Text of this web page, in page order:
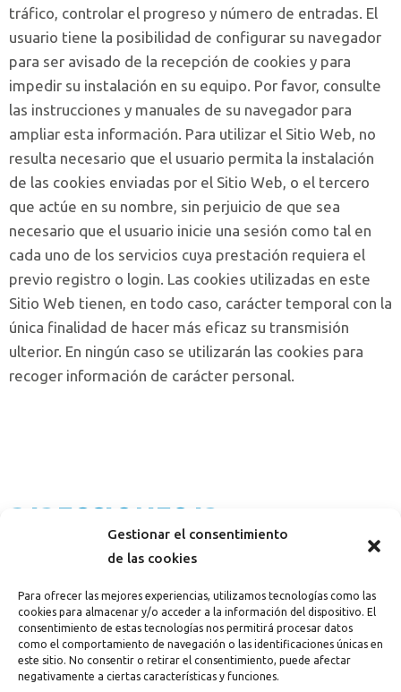
Gestionar el consentimiento
de las cookies
Para ofrecer las mejores experiencias, utilizamos tecnologías como las
cookies para almacenar y/o acceder a la información del dispositivo. El
consentimiento de estas tecnologías nos permitirá procesar datos
como el comportamiento de navegación o las identificaciones únicas en
este sitio. No consentir o retirar el consentimiento, puede afectar
negativamente a ciertas características y funciones.
tráfico, controlar el progreso y número de entradas. El
usuario tiene la posibilidad de configurar su navegador
para ser avisado de la recepción de cookies y para
impedir su instalación en su equipo. Por favor, consulte
las instrucciones y manuales de su navegador para
ampliar esta información. Para utilizar el Sitio Web, no
resulta necesario que el usuario permita la instalación
de las cookies enviadas por el Sitio Web, o el tercero
que actúe en su nombre, sin perjuicio de que sea
necesario que el usuario inicie una sesión como tal en
cada uno de los servicios cuya prestación requiera el
previo registro o login. Las cookies utilizadas en este
Sitio Web tienen, en todo caso, carácter temporal con la
única finalidad de hacer más eficaz su transmisión
ulterior. En ningún caso se utilizarán las cookies para
recoger información de carácter personal.
DIRECCIONES IP
Los servidores del Sitio Web podrán detectar de
manera automática la dirección IP y el nombre de
dominio utilizados por el usuario. Una dirección IP es un
número asignado automáticamente a un ordenador
cuando ésta se conecta a Internet. Toda esta
información es registrada en un fichero de actividad del